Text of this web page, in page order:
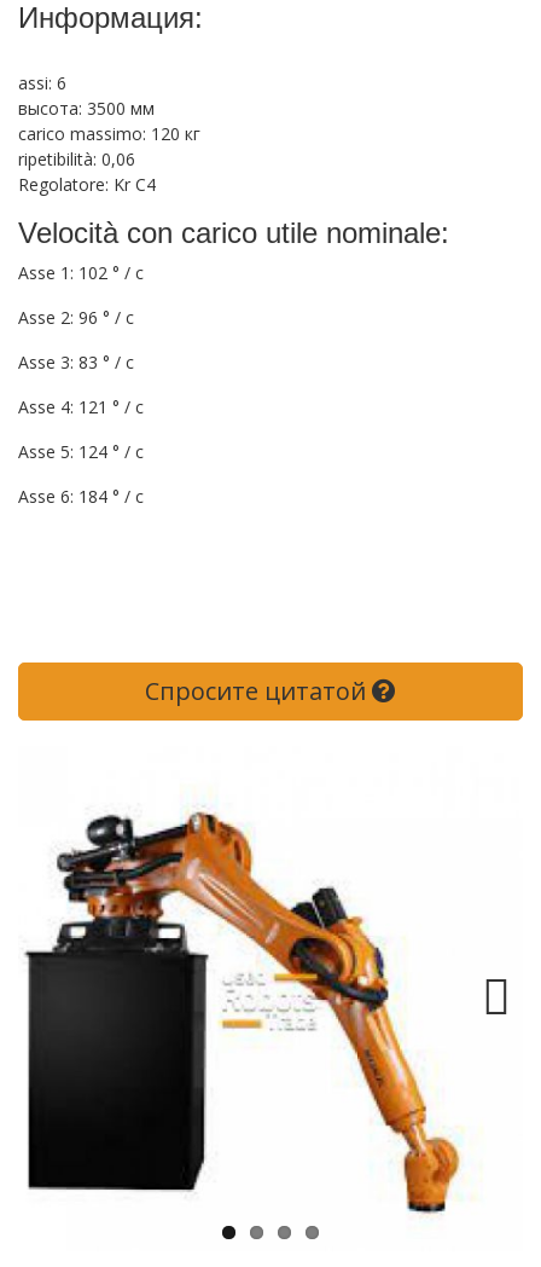
Информация:
assi: 6
высота: 3500 мм
carico massimo: 120 кг
ripetibilità: 0,06
Regolatore: Kr C4
Velocità con carico utile nominale:
Asse 1: 102 ° / с
Asse 2: 96 ° / с
Asse 3: 83 ° / с
Asse 4: 121 ° / с
Asse 5: 124 ° / с
Asse 6: 184 ° / с
Спросите цитатой